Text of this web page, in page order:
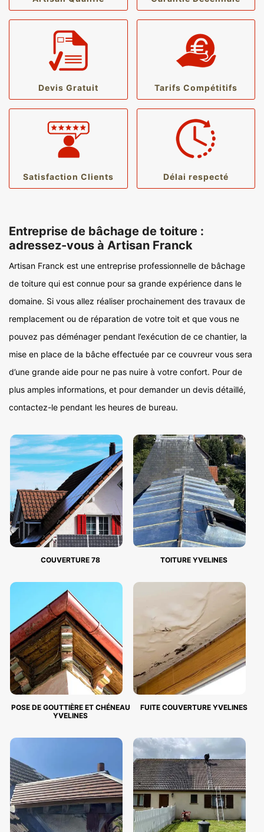
Devis Gratuit Tarifs Compétitifs
Satisfaction Clients Délai respecté
Entreprise de bâchage de toiture :
adressez-vous à Artisan Franck
Artisan Franck est une entreprise professionnelle de bâchage
de toiture qui est connue pour sa grande expérience dans le
domaine. Si vous allez réaliser prochainement des travaux de
remplacement ou de réparation de votre toit et que vous ne
pouvez pas déménager pendant l’exécution de ce chantier, la
mise en place de la bâche effectuée par ce couvreur vous sera
d’une grande aide pour ne pas nuire à votre confort. Pour de
plus amples informations, et pour demander un devis détaillé,
contactez-le pendant les heures de bureau.
COUVERTURE 78 TOITURE YVELINES
POSE DE GOUTTIÈRE ET CHÉNEAU
YVELINES
FUITE COUVERTURE YVELINES